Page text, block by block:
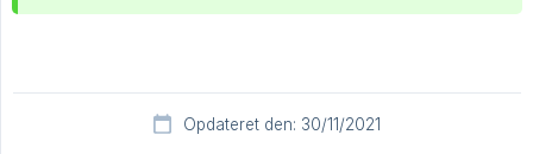
Opdateret den: 30/11/2021